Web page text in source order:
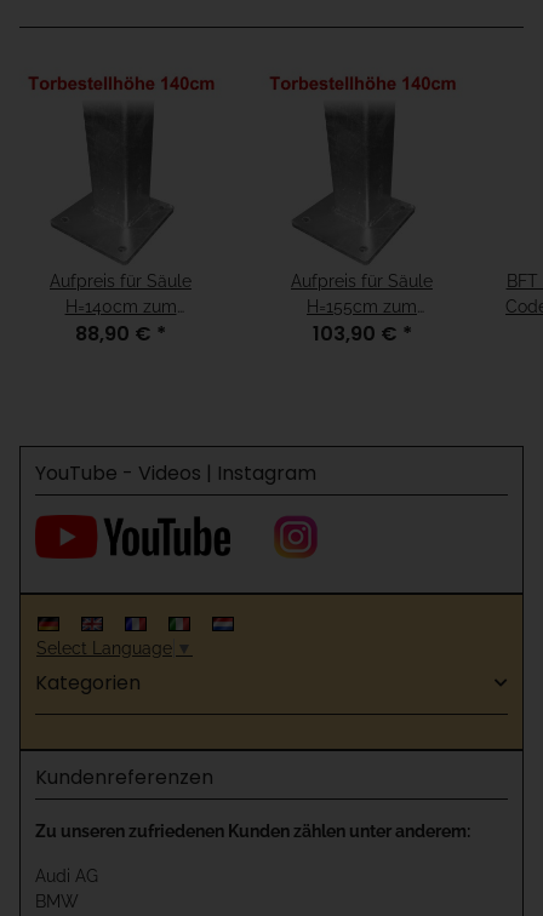
Aufpreis für Säule
H=140cm zum
Aufschrauben für
88,90 € *
Aufpreis für Säule
H=155cm zum
Aufschrauben für
103,90 € *
YouTube - Videos | Instagram
Select Language ▼
Kategorien
Kundenreferenzen
Zu unseren zufriedenen Kunden zählen unter anderem:
Audi AG
BMW